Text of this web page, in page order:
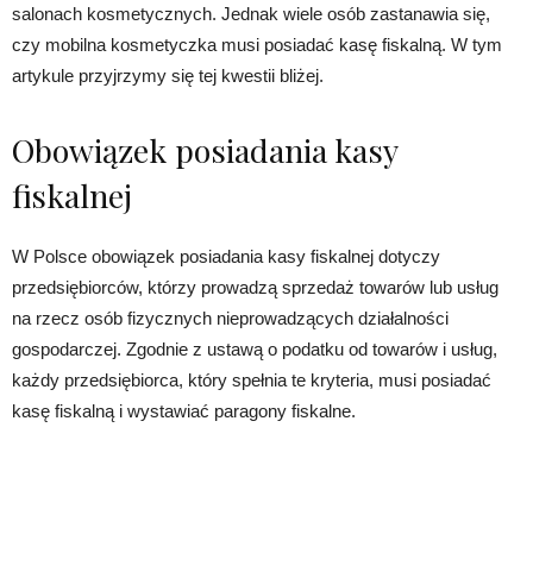
salonach kosmetycznych. Jednak wiele osób zastanawia się,
czy mobilna kosmetyczka musi posiadać kasę fiskalną. W tym
artykule przyjrzymy się tej kwestii bliżej.
Obowiązek posiadania kasy
fiskalnej
W Polsce obowiązek posiadania kasy fiskalnej dotyczy
przedsiębiorców, którzy prowadzą sprzedaż towarów lub usług
na rzecz osób fizycznych nieprowadzących działalności
gospodarczej. Zgodnie z ustawą o podatku od towarów i usług,
każdy przedsiębiorca, który spełnia te kryteria, musi posiadać
kasę fiskalną i wystawiać paragony fiskalne.